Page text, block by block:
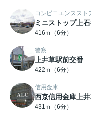
コンビニエンススト
ミニストップ上
416ｍ（6分）
警察
上井草駅前交番
422ｍ（6分）
信用金庫
西京信用金庫上
431ｍ（6分）